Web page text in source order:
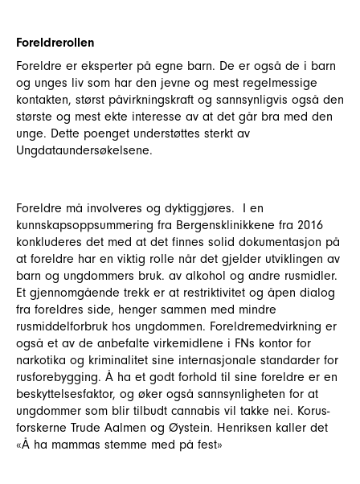
Foreldrerollen
Foreldre er eksperter på egne barn. De er også de i barn
og unges liv som har den jevne og mest regelmessige
kontakten, størst påvirkningskraft og sannsynligvis også den
største og mest ekte interesse av at det går bra med den
unge. Dette poenget understøttes sterkt av
Ungdataundersøkelsene.
Foreldre må involveres og dyktiggjøres. I en
kunnskapsoppsummering fra Bergensklinikkene fra 2016
konkluderes det med at det finnes solid dokumentasjon på
at foreldre har en viktig rolle når det gjelder utviklingen av
barn og ungdommers bruk. av alkohol og andre rusmidler.
Et gjennomgående trekk er at restriktivitet og åpen dialog
fra foreldres side, henger sammen med mindre
rusmiddelforbruk hos ungdommen. Foreldremedvirkning er
også et av de anbefalte virkemidlene i FNs kontor for
narkotika og kriminalitet sine internasjonale standarder for
rusforebygging. Å ha et godt forhold til sine foreldre er en
beskyttelsesfaktor, og øker også sannsynligheten for at
ungdommer som blir tilbudt cannabis vil takke nei. Korus-
forskerne Trude Aalmen og Øystein. Henriksen kaller det
«Å ha mammas stemme med på fest»